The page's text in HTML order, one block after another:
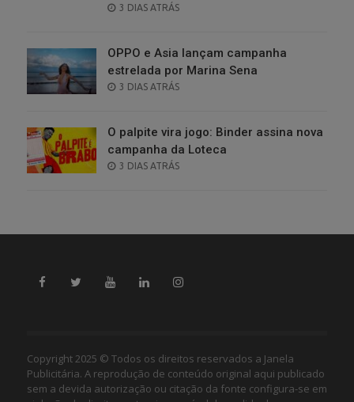
POSTED
3 DIAS ATRÁS
OPPO e Asia lançam campanha
estrelada por Marina Sena
POSTED
3 DIAS ATRÁS
O palpite vira jogo: Binder assina nova
campanha da Loteca
POSTED
3 DIAS ATRÁS
Copyright 2025 © Todos os direitos reservados a Janela
Publicitária. A reprodução de conteúdo original aqui publicado
sem a devida autorização ou citação da fonte configura-se em